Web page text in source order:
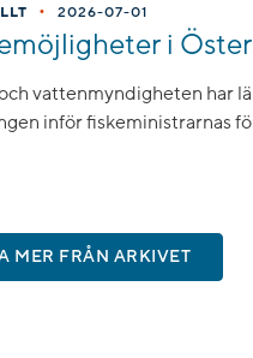
• 2026-07-01
i
vattenmyndigheten har
inför fiskeministrarnas
MER FRÅN ARKIVET